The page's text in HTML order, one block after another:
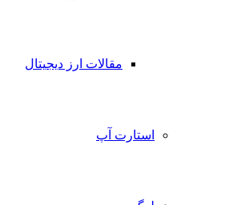
مقالات ارز دیجیتال
استارت آپ